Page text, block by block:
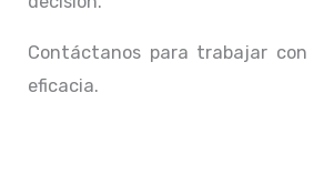
Contáctanos para trabajar con
eficacia.